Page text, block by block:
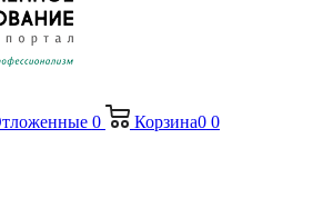
0 Корзина0 0